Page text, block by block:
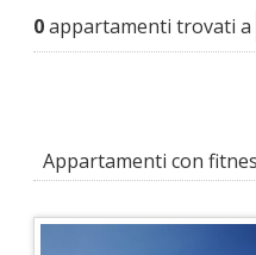
0appartamenti trovati a
Appartamenti con